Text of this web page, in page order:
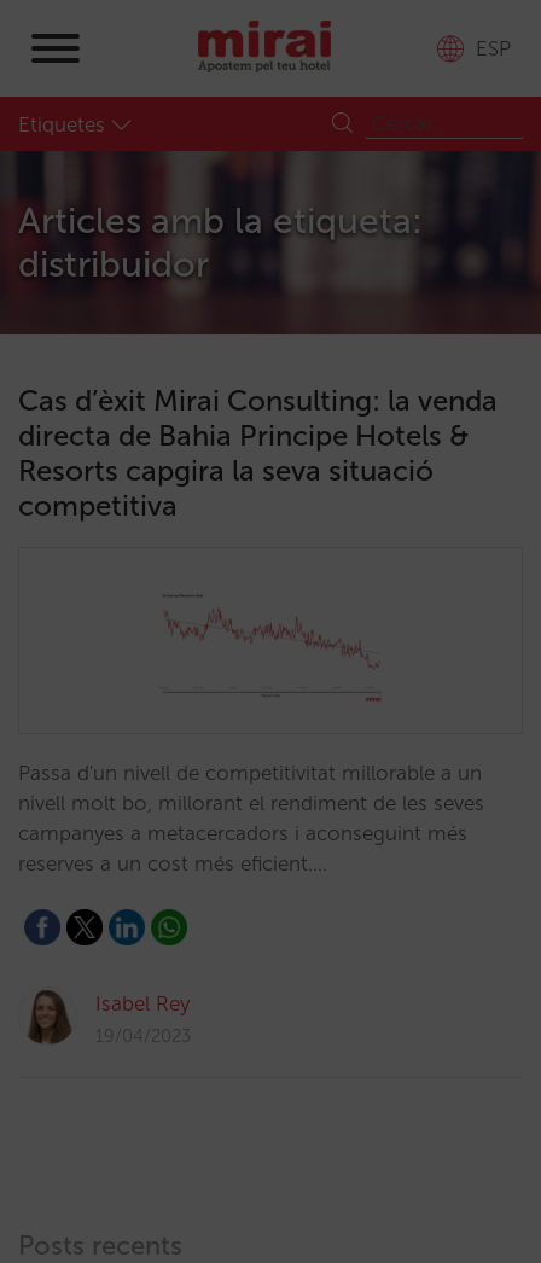
ESP
Etiquetes
Articles amb la etiqueta:
distribuidor
Cas d’èxit Mirai Consulting: la venda
directa de Bahia Principe Hotels &
Resorts capgira la seva situació
competitiva
Passa d'un nivell de competitivitat millorable a un
nivell molt bo, millorant el rendiment de les seves
campanyes a metacercadors i aconseguint més
reserves a un cost més eficient.…
Isabel Rey
19/04/2023
Posts recents